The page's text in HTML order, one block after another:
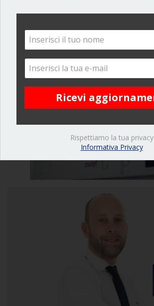
Rispettiamo la tua privacy
Informativa Privacy